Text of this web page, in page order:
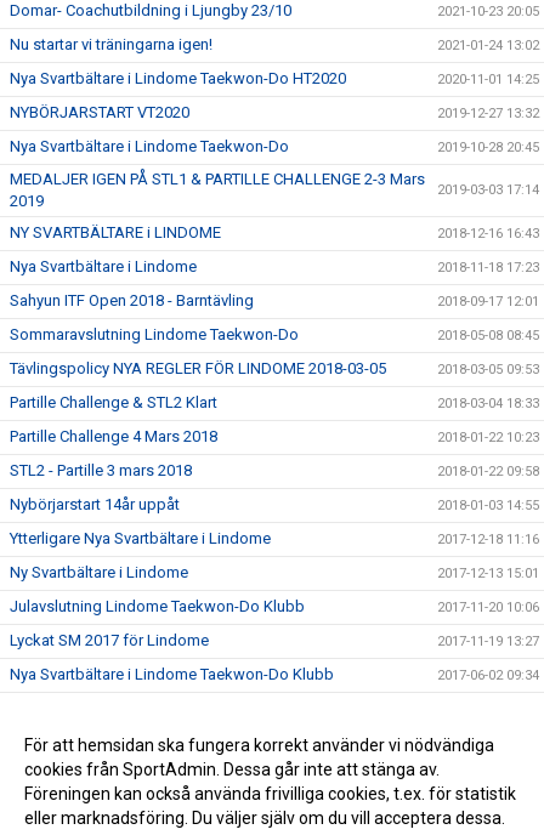
Domar- Coachutbildning i Ljungby 23/10 2021-10-23 20:05
Nu startar vi träningarna igen! 2021-01-24 13:02
Nya Svartbältare i Lindome Taekwon-Do HT2020 2020-11-01 14:25
NYBÖRJARSTART VT2020 2019-12-27 13:32
Nya Svartbältare i Lindome Taekwon-Do 2019-10-28 20:45
MEDALJER IGEN PÅ STL1 & PARTILLE CHALLENGE 2-3 Mars
2019
2019-03-03 17:14
NY SVARTBÄLTARE i LINDOME 2018-12-16 16:43
Nya Svartbältare i Lindome 2018-11-18 17:23
Sahyun ITF Open 2018 - Barntävling 2018-09-17 12:01
Sommaravslutning Lindome Taekwon-Do 2018-05-08 08:45
Tävlingspolicy NYA REGLER FÖR LINDOME 2018-03-05 2018-03-05 09:53
Partille Challenge & STL2 Klart 2018-03-04 18:33
Partille Challenge 4 Mars 2018 2018-01-22 10:23
STL2 - Partille 3 mars 2018 2018-01-22 09:58
Nybörjarstart 14år uppåt 2018-01-03 14:55
Ytterligare Nya Svartbältare i Lindome 2017-12-18 11:16
Ny Svartbältare i Lindome 2017-12-13 15:01
Julavslutning Lindome Taekwon-Do Klubb 2017-11-20 10:06
Lyckat SM 2017 för Lindome 2017-11-19 13:27
Nya Svartbältare i Lindome Taekwon-Do Klubb 2017-06-02 09:34
Medaljregn på Partille Challenge 2017 2017-03-06 11:01
Partille Challenge över för iår 2016-03-09 10:35
För att hemsidan ska fungera korrekt använder vi nödvändiga
cookies från SportAdmin. Dessa går inte att stänga av.
Föreningen kan också använda frivilliga cookies, t.ex. för statistik
eller marknadsföring. Du väljer själv om du vill acceptera dessa.